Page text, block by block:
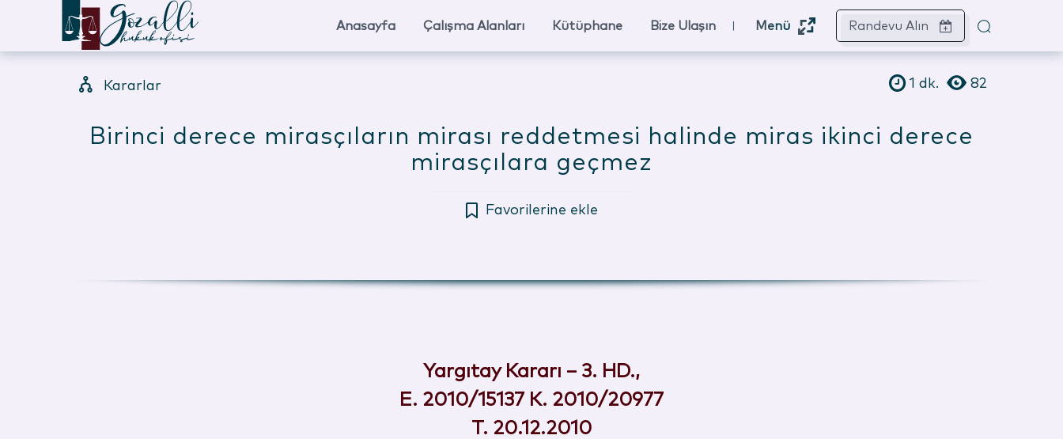
Anasayfa Çalışma Alanları Kütüphane Bize Ulaşın Menü Randevu Alın
Kararlar 82
1 dk.
Birinci derece mirasçıların mirası reddetmesi halinde miras ikinci derece
mirasçılara geçmez
Favorilerine ekle
Yargıtay Kararı – 3. HD.,
E. 2010/15137 K. 2010/20977
T. 20.12.2010